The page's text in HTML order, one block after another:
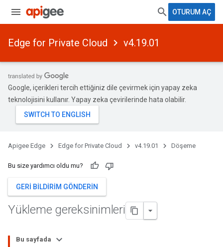
OTURUM AÇ
Edge for Private Cloud v4.19.01
Google, içerikleri tercih ettiğiniz dile çevirmek için yapay zeka
teknolojisini kullanır. Yapay zeka çevirilerinde hata olabilir.
Apigee Edge Edge for Private Cloud v4.19.01 Döşeme
Bu size yardımcı oldu mu?
GERI BILDIRIM GÖNDERIN
Yükleme gereksinimleri
Bu sayfada